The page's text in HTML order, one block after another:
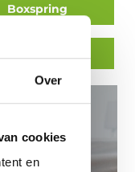
Over
cookies
en
Boxspring
van